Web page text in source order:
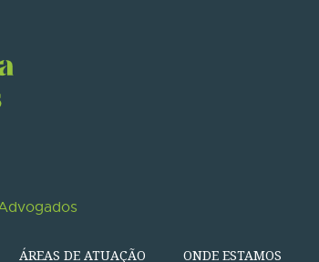
ÁREAS DE ATUAÇÃO ONDE ESTAMOS